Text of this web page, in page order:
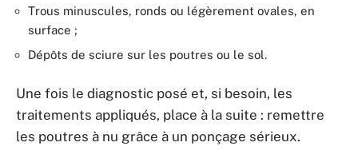
Trous minuscules, ronds ou légèrement ovales, en
surface ;
Dépôts de sciure sur les poutres ou le sol.
Une fois le diagnostic posé et, si besoin, les
traitements appliqués, place à la suite : remettre
les poutres à nu grâce à un ponçage sérieux.